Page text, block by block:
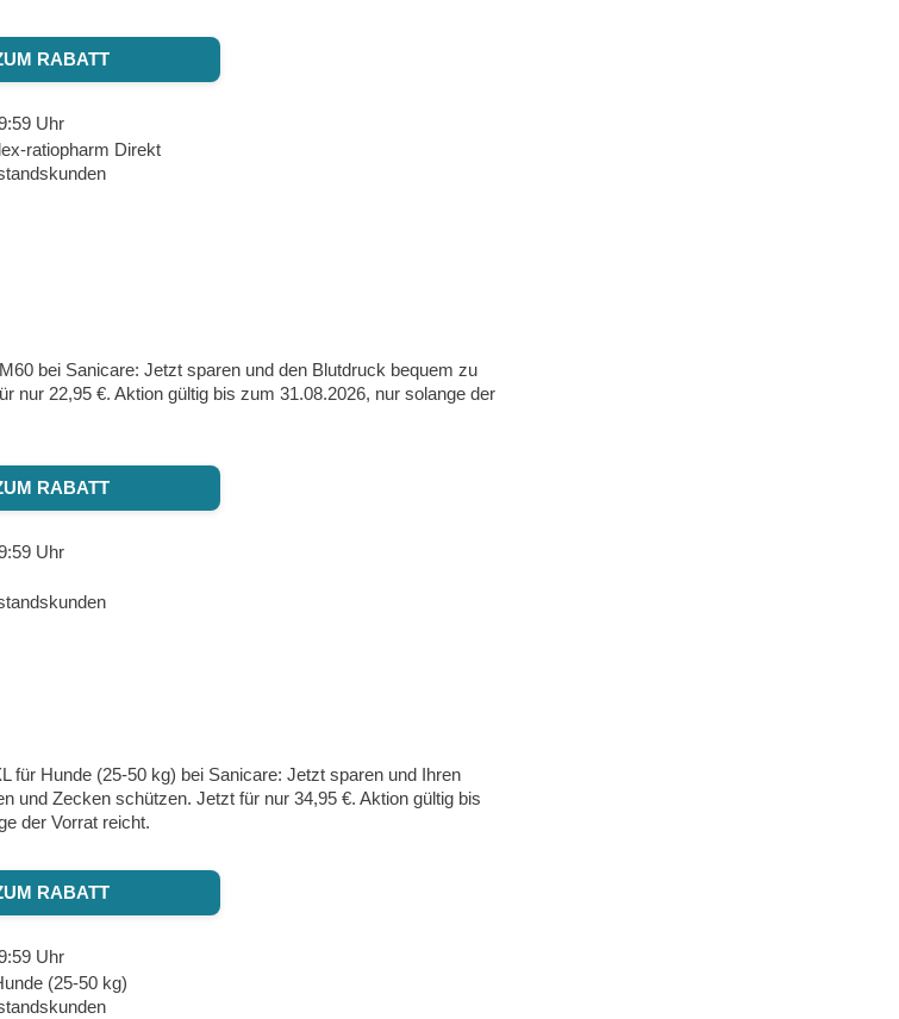
RABATT
Uhr
ratiopharm Direkt
bei Sanicare: Jetzt sparen und den Blutdruck bequem zu
nur 22,95 €. Aktion gültig bis zum 31.08.2026, nur solange der
RABATT
Uhr
für Hunde (25-50 kg) bei Sanicare: Jetzt sparen und Ihren
und Zecken schützen. Jetzt für nur 34,95 €. Aktion gültig bis
der Vorrat reicht.
RABATT
Uhr
(25-50 kg)